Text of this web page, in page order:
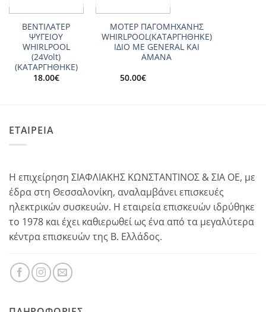
ΒΕΝΤΙΛΑΤΕΡ
ΨΥΓΕΙΟY
WHIRLPOOL
(24Volt)
(ΚΑΤΑΡΓΗΘΗΚΕ)
18.00€
ΜΟΤΕΡ ΠΑΓΟΜΗΧΑΝΗΣ
WHIRLPOOL(ΚΑΤΑΡΓΗΘΗΚΕ)
ΙΔΙΟ ΜΕ GENERAL KAI
AMANA
50.00€
ΕΤΑΙΡΕΙΑ
Η επιχείρηση ΣΙΑΦΛΙΑΚΗΣ ΚΩΝΣΤΑΝΤΙΝΟΣ & ΣΙΑ ΟΕ, με
έδρα στη Θεσσαλονίκη, αναλαμβάνει επισκευές
ηλεκτρικών συσκευών. Η εταιρεία επισκευών ιδρύθηκε
το 1978 και έχει καθιερωθεί ως ένα από τα μεγαλύτερα
κέντρα επισκευών της Β. Ελλάδος.